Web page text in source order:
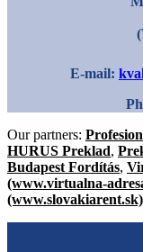
E-mail:
Our partners:
HURUS Preklad,
Budapest Fordítás,
(www.virtualna-
(www.slovakiarent.sk)